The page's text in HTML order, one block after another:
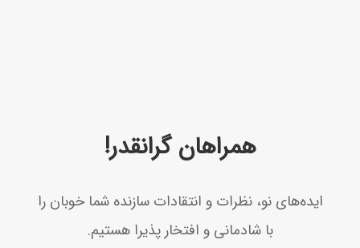
همراهان گرانقدر!
ايده‌های نو، نظرات و انتقادات سازنده شما خوبان را
با شادمانی و افتخار پذيرا هستيم.